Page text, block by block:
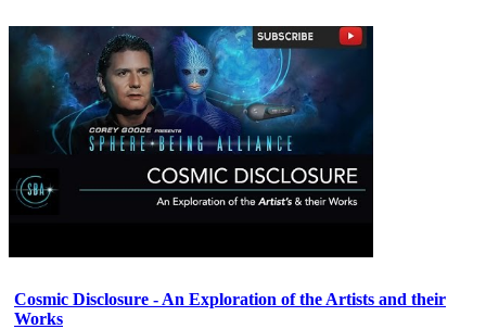
Cosmic Disclosure - An Exploration of the Artists and their
Works